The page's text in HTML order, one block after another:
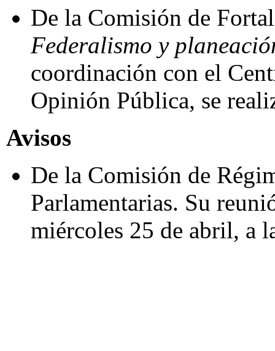
De la Comisión de
Federalismo y
coordinación con el
Opinión Pública, se
Avisos
De la Comisión de
Parlamentarias. Su
miércoles 25 de abril, a